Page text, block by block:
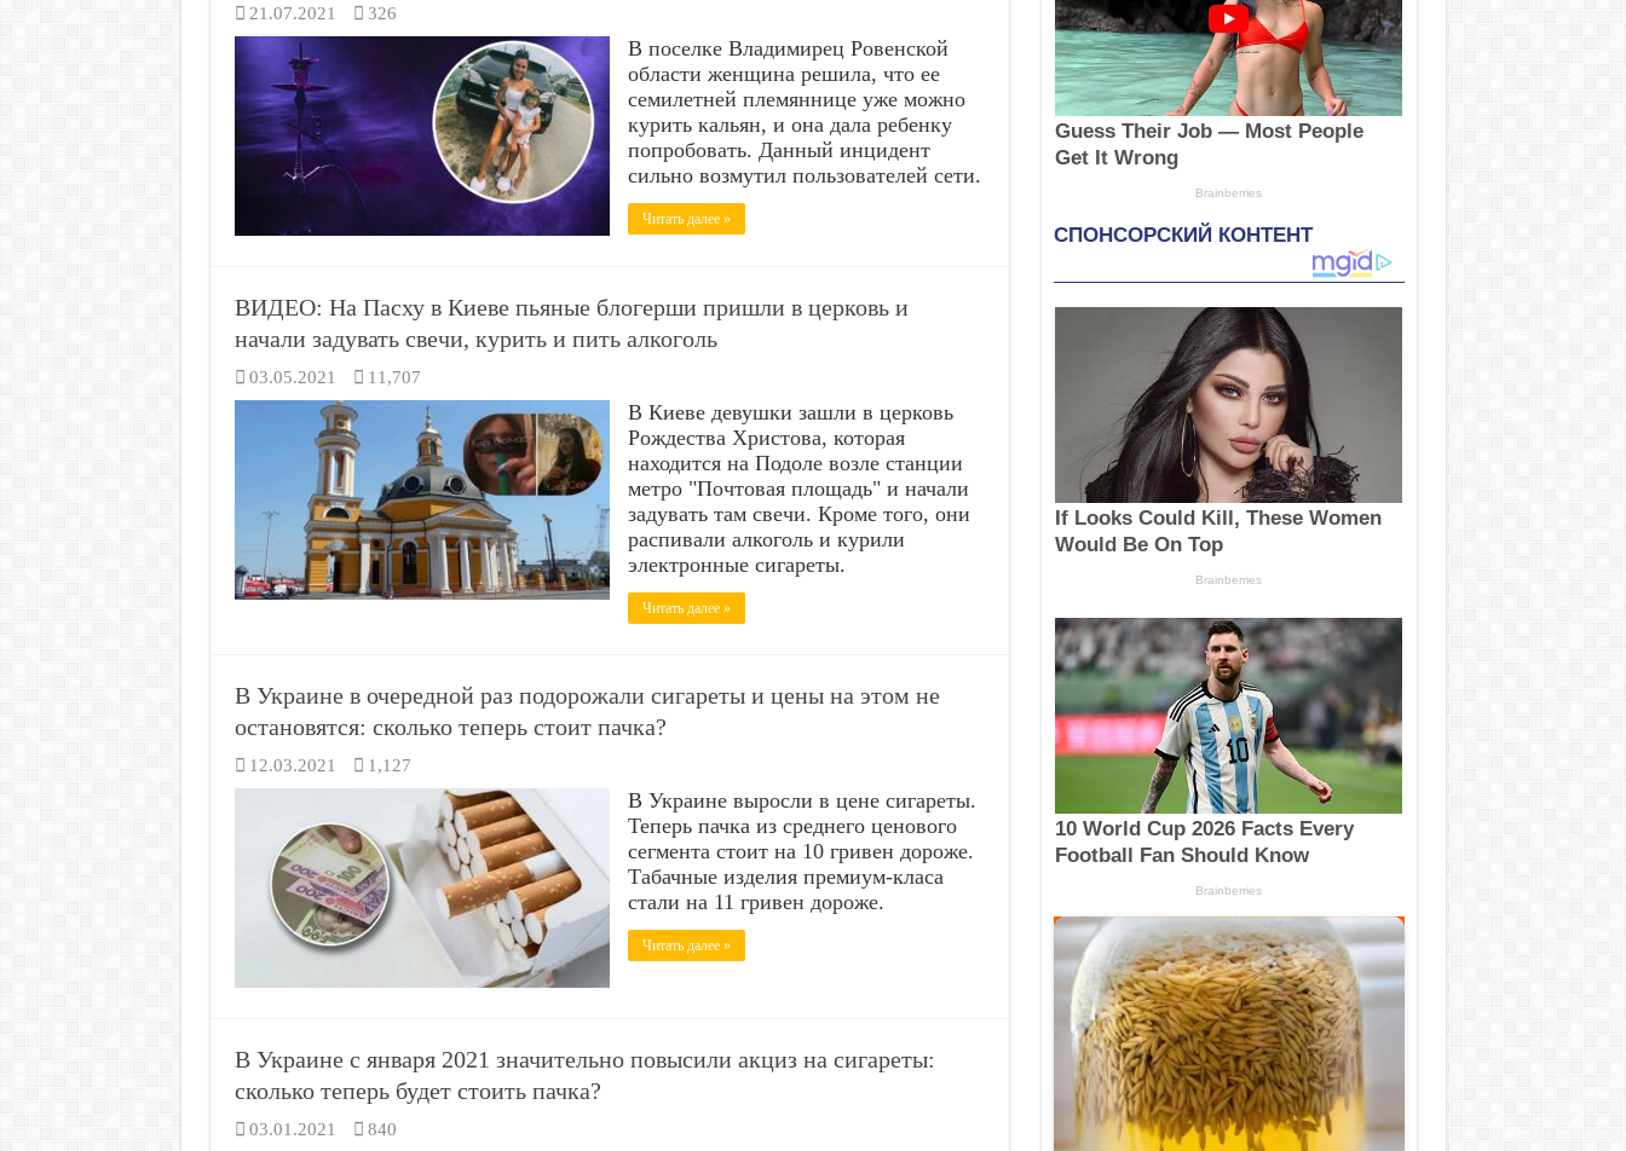
21.07.2021 326
В поселке Владимирец Ровенской
области женщина решила, что ее
семилетней племяннице уже можно
курить кальян, и она дала ребенку
попробовать. Данный инцидент
сильно возмутил пользователей сети.
Читать далее »
ВИДЕО: На Пасху в Киеве пьяные блогерши пришли в церковь и
начали задувать свечи, курить и пить алкоголь
03.05.2021 11,707
В Киеве девушки зашли в церковь
Рождества Христова, которая
находится на Подоле возле станции
метро "Почтовая площадь" и начали
задувать там свечи. Кроме того, они
распивали алкоголь и курили
электронные сигареты.
Читать далее »
В Украине в очередной раз подорожали сигареты и цены на этом не
остановятся: сколько теперь стоит пачка?
12.03.2021 1,127
В Украине выросли в цене сигареты.
Теперь пачка из среднего ценового
сегмента стоит на 10 гривен дороже.
Табачные изделия премиум-класа
стали на 11 гривен дороже.
Читать далее »
В Украине с января 2021 значительно повысили акциз на сигареты:
сколько теперь будет стоить пачка?
03.01.2021 840